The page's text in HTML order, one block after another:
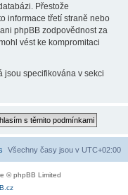
Přestože
informace třetí straně nebo
phpBB zodpovědnost za
vést ke kompromitaci
jsou specifikována v sekci
Všechny časy jsou v UTC+02:00
© phpBB Limited